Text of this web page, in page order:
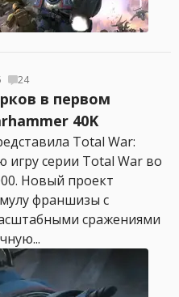
24
в первом
40K
Total War:
игру серии Total War во
Новый проект
франшизы с
сражениями